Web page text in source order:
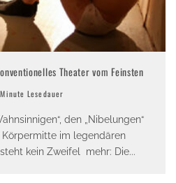
Theater vom Feinsten
Lesedauer
den „Nibelungen“
im legendären
kein Zweifel mehr: Die...